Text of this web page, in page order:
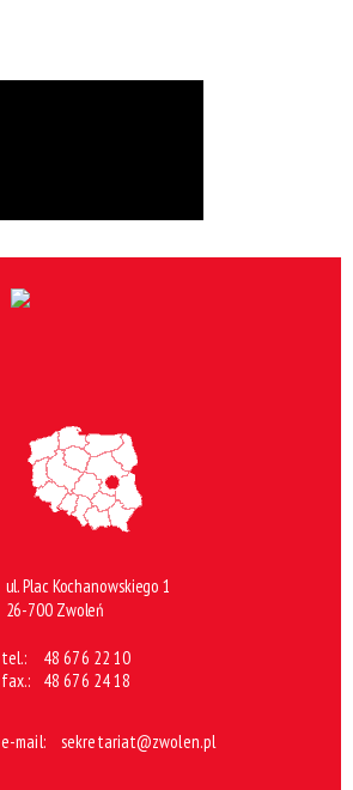
ul. Plac Kochanowskiego 1
26-700 Zwoleń
tel.:
48 676 22 10
fax.:
48 676 24 18
e-mail: sekretariat@zwolen.pl